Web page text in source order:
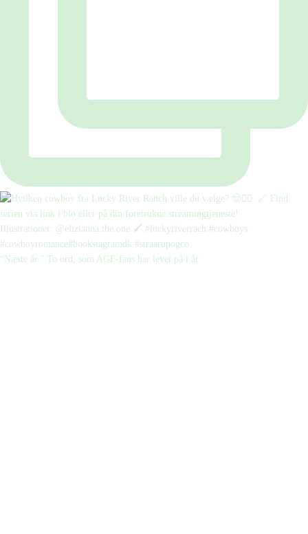
“Næste år.” To ord, som AGF-fans har levet på i år